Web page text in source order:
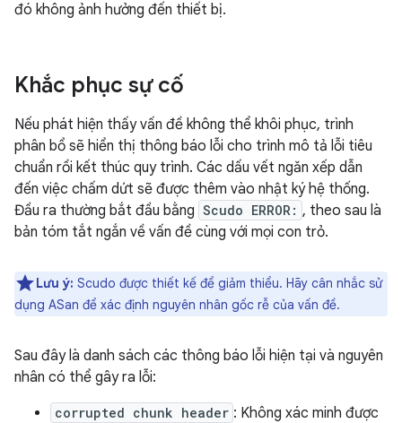
đó không ảnh hưởng đến thiết bị.
Khắc phục sự cố
Nếu phát hiện thấy vấn đề không thể khôi phục, trình
phân bổ sẽ hiển thị thông báo lỗi cho trình mô tả lỗi tiêu
chuẩn rồi kết thúc quy trình. Các dấu vết ngăn xếp dẫn
đến việc chấm dứt sẽ được thêm vào nhật ký hệ thống.
Đầu ra thường bắt đầu bằng Scudo ERROR: , theo sau là
bản tóm tắt ngắn về vấn đề cùng với mọi con trỏ.
Lưu ý: Scudo được thiết kế để giảm thiểu. Hãy cân nhắc sử
dụng ASan để xác định nguyên nhân gốc rễ của vấn đề.
Sau đây là danh sách các thông báo lỗi hiện tại và nguyên
nhân có thể gây ra lỗi:
corrupted chunk header : Không xác minh được